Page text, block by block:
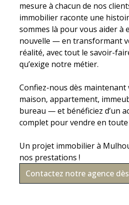
mesure à chacun de nos
immobilier raconte une
sommes là pour vous aider à
nouvelle — en transformant
réalité, avec tout le savoir-
qu’exige notre métier.
Confiez-nous dès
maison, appartement,
bureau — et bénéficiez d’un
complet pour vendre en
Un projet immobilier à
nos prestations !
Contactez notre agence